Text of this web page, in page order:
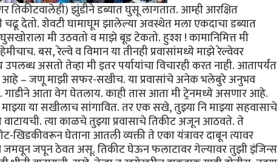
तिकीटवालेही) झुंडीने डब्यात घुसू लागतात. आम्ही आरक्षित
चढू देतो. शेवटी घामाघूम झालेल्या अवस्थेत मला एकदाचा डब्यात
मी उठवतो व माझे बूड टेकतो. हुश्श ! कामानिमित्त मी
बस, रेल्वे व विमान या तीनही प्रवासांमध्ये माझे रेल्वेवर
असतो तेव्हा मी इतर पर्यायांचा विचारही करत नाही. आतापर्यंत
आहे – जणू माझी सफर-सखीच. या प्रवासांचे अनेक भलेबुरे अनुभव
आता वेग घेतलाय. काही तास आता मी ट्रेनमध्ये असणार आहे.
या सखीलाच सांगावित. तर एक सखे, तुझ्या नि माझ्या सहवासाचे
त्या काळचे तुझ्या प्रवासाचे तिकीट अजून आठवते. ते
घेताना आतली व्यक्ती ते एका यंत्रावर दाबून त्यावर
जपून ठेवत असू. तिकीट घेऊन फलाटावर गेल्यावर तुझी इंजिन्स